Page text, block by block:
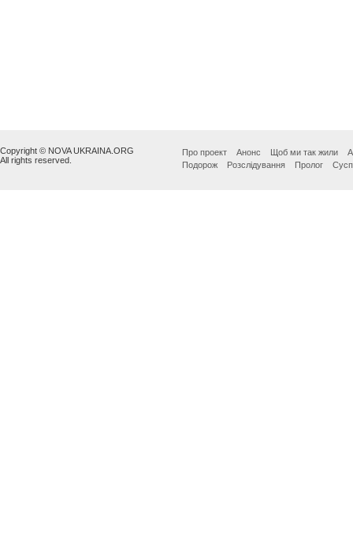
Copyright © NOVA UKRAINA.ORG
All rights reserved.
Про проект Анонс Щоб ми так жили
Подорож
Розслідування Пролог